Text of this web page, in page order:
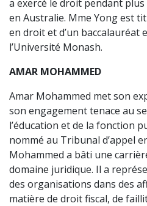
a exercé le droit pendant
en Australie. Mme Yong est
en droit et d’un baccalauréat
l’Université Monash.
AMAR MOHAMMED
Amar Mohammed met son
son engagement tenace au
l’éducation et de la fonction
nommé au Tribunal d’appel
Mohammed a bâti une
domaine juridique. Il a
des organisations dans des
matière de droit fiscal, de